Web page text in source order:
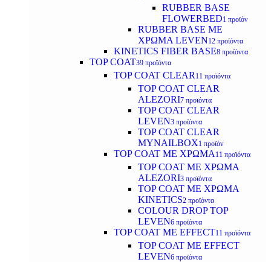
RUBBER BASE
FLOWERBED1 προϊόν
RUBBER BASE ΜΕ
ΧΡΩΜΑ LEVEN12 προϊόντα
KINETICS FIBER BASE8 προϊόντα
TOP COAT39 προϊόντα
TOP COAT CLEAR 11 προϊόντα
TOP COAT CLEAR
ALEZORI7 προϊόντα
TOP COAT CLEAR
LEVEN3 προϊόντα
TOP COAT CLEAR
MYNAILBOX1 προϊόν
TOP COAT ΜΕ ΧΡΩΜΑ 11 προϊόντα
TOP COAT ΜΕ ΧΡΩΜΑ
ALEZORI3 προϊόντα
TOP COAT ΜΕ ΧΡΩΜΑ
KINETICS2 προϊόντα
COLOUR DROP TOP
LEVEN6 προϊόντα
TOP COAT ΜΕ EFFECT11 προϊόντα
TOP COAT ME EFFECT
LEVEN6 προϊόντα